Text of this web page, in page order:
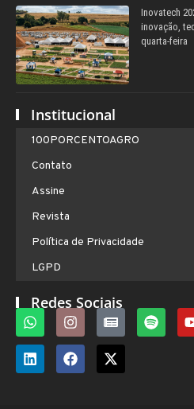
Inovatech
inovação,
quarta-feira
Institucional
100PORCENTOAGRO
Contato
Assine
Revista
Política de Privacidade
LGPD
Redes Sociais